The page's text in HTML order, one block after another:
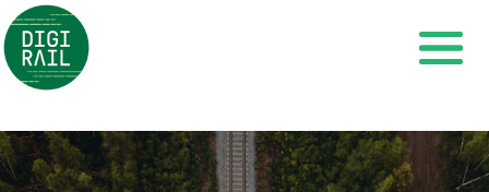
Siirry
sisältöön